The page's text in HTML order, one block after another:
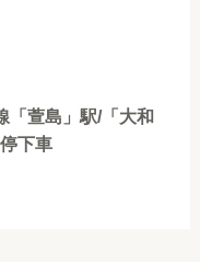
「萱島」駅/「大和
下車